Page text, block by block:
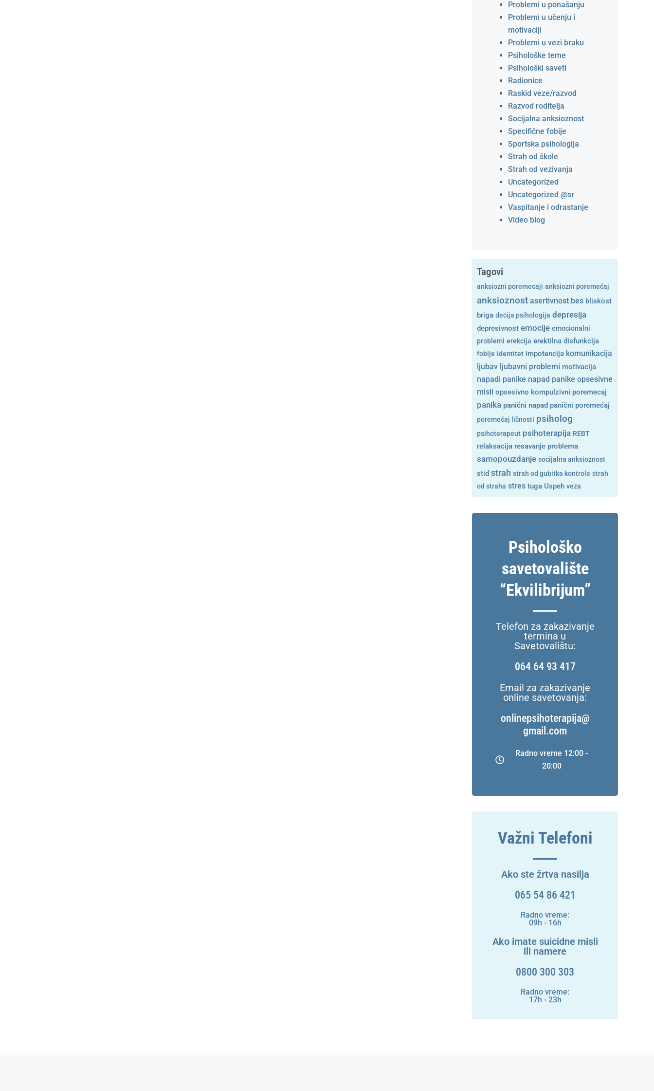
Problemi u ponašanju
Problemi u učenju i
motivaciji
Problemi u vezi braku
Psihološke teme
Psihološki saveti
Radionice
Raskid veze/razvod
Razvod roditelja
Socijalna anksioznost
Specifične fobije
Sportska psihologija
Strah od škole
Strah od vezivanja
Uncategorized
Uncategorized @sr
Vaspitanje i odrastanje
Video blog
Tagovi
anksiozni poremecaji anksiozni poremećaj
anksioznost asertivnost bes bliskost
briga decija psihologija depresija
depresivnost emocije emocionalni
problemi erekcija erektilna disfunkcija
fobije identitet impotencija komunikacija
ljubav ljubavni problemi motivacija
napadi panike napad panike opsesivne
misli opsesivno kompulzivni poremecaj
panika panični napad panični poremećaj
poremećaj ličnosti psiholog
psihoterapeut psihoterapija REBT
relaksacija resavanje problema
samopouzdanje socijalna anksioznost
stid strah strah od gubitka kontrole strah
od straha stres tuga Uspeh veza
Psihološko
savetovalište
“Ekvilibrijum”
Telefon za zakazivanje
termina u
Savetovalištu:
064 64 93 417
Email za zakazivanje
online savetovanja:
onlinepsihoterapija@
gmail.com
Radno vreme 12:00 -
20:00
Važni Telefoni
Ako ste žrtva nasilja
065 54 86 421
Radno vreme:
09h - 16h
Ako imate suicidne misli
ili namere
0800 300 303
Radno vreme:
17h - 23h